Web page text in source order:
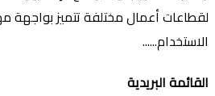
لقطاعات أعمال مختلفة تتميز بواجهة
الاستخدام......
القائمة البريدية